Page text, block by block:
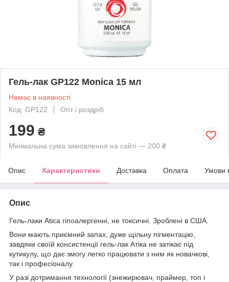
Гель-лак GP122 Monica 15 мл
Немає в наявності
Код: GP122
Опт і роздріб
199 ₴
Мінімальна сума замовлення на сайті — 200 ₴
Опис Характеристики Доставка Оплата Умови
Опис
Гель-лаки Atica гіпоалергенні, не токсичні. Зроблені в США.
Вони мають приємний запах, дуже щільну пігментацію,
завдяки своїй консистенції гель-лак Атіка не затікає під
кутикулу, що дає змогу легко працювати з ним як новачкові,
так і професіоналу.
У разі дотримання технології (знежирювач, праймер, топ і